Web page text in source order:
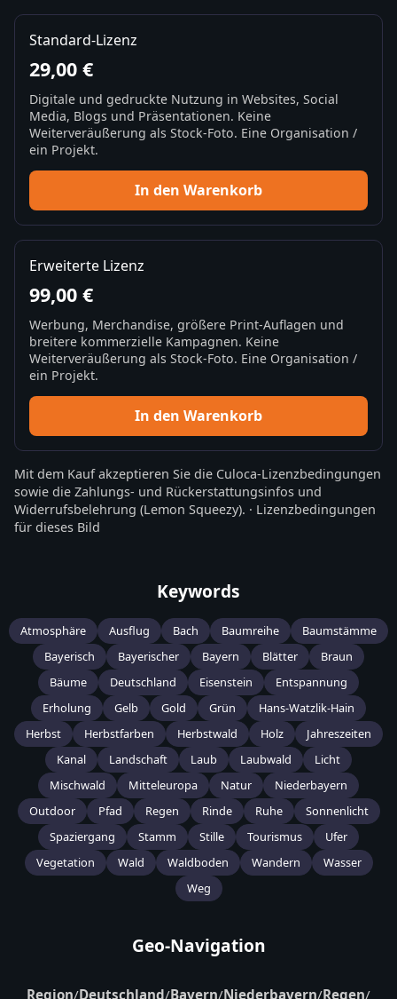
Standard-Lizenz
29,00 €
Digitale und gedruckte Nutzung in Websites, Social
Media, Blogs und Präsentationen. Keine
Weiterveräußerung als Stock-Foto. Eine Organisation /
ein Projekt.
In den Warenkorb
Erweiterte Lizenz
99,00 €
Werbung, Merchandise, größere Print-Auflagen und
breitere kommerzielle Kampagnen. Keine
Weiterveräußerung als Stock-Foto. Eine Organisation /
ein Projekt.
In den Warenkorb
Mit dem Kauf akzeptieren Sie die Culoca-Lizenzbedingungen
sowie die Zahlungs- und Rückerstattungsinfos und
Widerrufsbelehrung (Lemon Squeezy). · Lizenzbedingungen
für dieses Bild
Keywords
Atmosphäre Ausflug Bach Baumreihe
Baumstämme
Bayerisch
Bayerischer Bayern Blätter
Braun
Bäume
Deutschland Eisenstein
Entspannung
Erholung
Gelb Gold Grün
Hans-Watzlik-Hain
Herbst
Herbstfarben Herbstwald Holz
Jahreszeiten
Kanal
Landschaft Laub Laubwald
Licht
Mischwald
Mitteleuropa Natur
Niederbayern
Outdoor
Pfad Regen Rinde Ruhe
Sonnenlicht
Spaziergang
Stamm Stille Tourismus
Ufer
Vegetation
Wald Waldboden Wandern
Wasser
Weg
Geo-Navigation
Region/Deutschland/Bayern/Niederbayern/Regen/